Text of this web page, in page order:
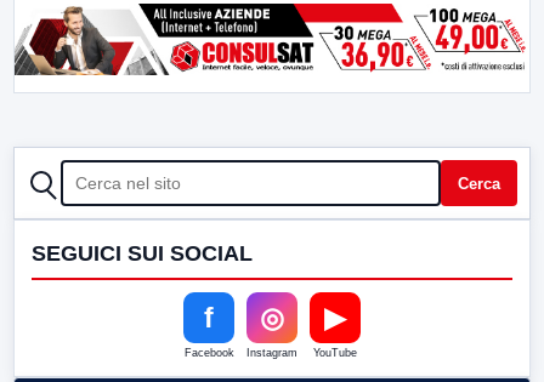
CERCA Cerca
SEGUICI SUI SOCIAL
f
Facebook
◎
Instagram
▶
YouTube